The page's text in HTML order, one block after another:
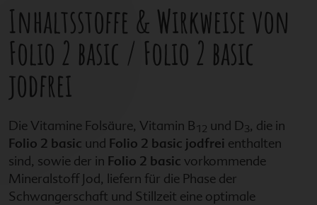
Inhaltsstoffe & Wirkweise von
Folio 2 basic / Folio 2 basic
jodfrei
Die Vitamine Folsäure, Vitamin B12 und D3, die in
Folio 2 basic und Folio 2 basic jodfrei enthalten
sind, sowie der in Folio 2 basic vorkommende
Mineralstoff Jod, liefern für die Phase der
Schwangerschaft und Stillzeit eine optimale